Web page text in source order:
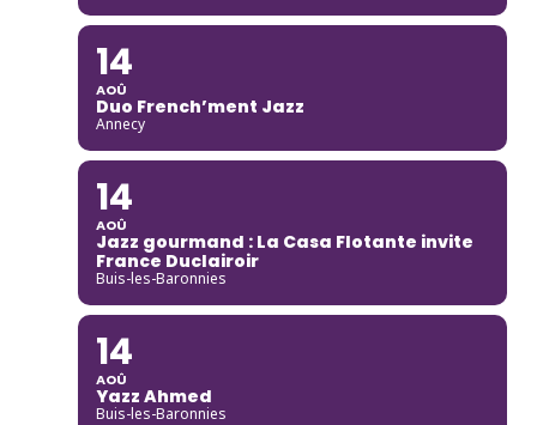
14
AOÛ
Duo French’ment Jazz
Annecy
14
AOÛ
Jazz gourmand : La Casa Flotante invite
France Duclairoir
Buis-les-Baronnies
14
AOÛ
Yazz Ahmed
Buis-les-Baronnies